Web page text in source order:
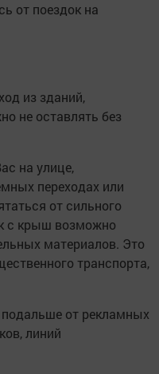
от поездок на
из зданий,
не оставлять без
на улице,
переходах или
от сильного
с крыш возможно
материалов. Это
транспорта,
от рекламных
линий